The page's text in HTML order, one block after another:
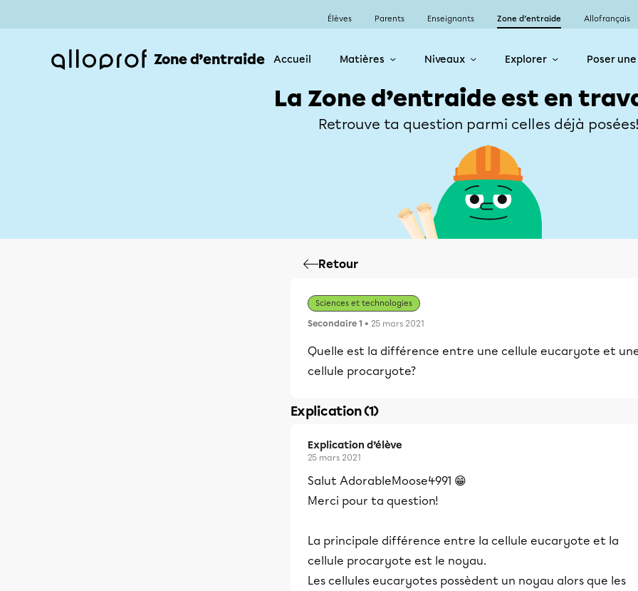
Élèves Parents Enseignants Zone d’entraide Allofrançais
Zone d’entraide Accueil Matières Niveaux Explorer Poser
La Zone d’entraide est en
Retrouve ta question parmi celles déjà
Retour
Sciences et technologies
Secondaire 1 • 25 mars 2021
Quelle est la différence entre une cellule eucaryote et
cellule procaryote?
Explication (1)
Explication d’élève
25 mars 2021
Salut AdorableMoose4991 😁
Merci pour ta question!
La principale différence entre la cellule eucaryote et la
cellule procaryote est le noyau.
Les cellules eucaryotes possèdent un noyau alors que les